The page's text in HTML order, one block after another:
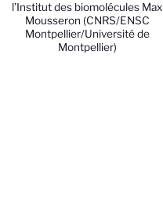
l’Institut des biomolécules Max
Mousseron (CNRS/ENSC
Montpellier/Université de
Montpellier)